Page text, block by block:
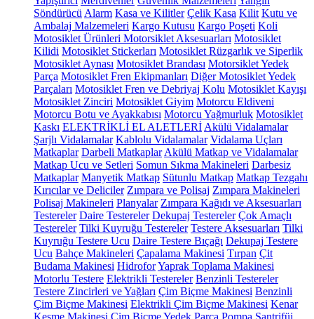
Söndürücü Alarm Kasa ve Kilitler Çelik Kasa Kilit Kutu ve
Ambalaj Malzemeleri Kargo Kutusu Kargo Poşeti Koli
Motosiklet Ürünleri Motorsiklet Aksesuarları Motosiklet
Kilidi Motosiklet Stickerları Motosiklet Rüzgarlık ve Siperlik
Motosiklet Aynası Motosiklet Brandası Motorsiklet Yedek
Parça Motosiklet Fren Ekipmanları Diğer Motosiklet Yedek
Parçaları Motosiklet Fren ve Debriyaj Kolu Motosiklet Kayışı
Motosiklet Zinciri Motosiklet Giyim Motorcu Eldiveni
Motorcu Botu ve Ayakkabısı Motorcu Yağmurluk Motosiklet
Kaskı ELEKTRİKLİ EL ALETLERİ Akülü Vidalamalar
Şarjlı Vidalamalar Kablolu Vidalamalar Vidalama Uçları
Matkaplar Darbeli Matkaplar Akülü Matkap ve Vidalamalar
Matkap Ucu ve Setleri Somun Sıkma Makineleri Darbesiz
Matkaplar Manyetik Matkap Sütunlu Matkap Matkap Tezgahı
Kırıcılar ve Deliciler Zımpara ve Polisaj Zımpara Makineleri
Polisaj Makineleri Planyalar Zımpara Kağıdı ve Aksesuarları
Testereler Daire Testereler Dekupaj Testereler Çok Amaçlı
Testereler Tilki Kuyruğu Testereler Testere Aksesuarları Tilki
Kuyruğu Testere Ucu Daire Testere Bıçağı Dekupaj Testere
Ucu Bahçe Makineleri Çapalama Makinesi Tırpan Çit
Budama Makinesi HidroforYaprak Toplama Makinesi
Motorlu Testere Elektrikli Testereler Benzinli Testereler
Testere Zincirleri ve Yağları Çim Biçme Makinesi Benzinli
Çim Biçme Makinesi Elektrikli Çim Biçme Makinesi Kenar
Kesme Makinesi Çim Biçme Yedek Parça Pompa Santrifüj